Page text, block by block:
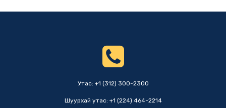
Утас: +1 (312) 300-2300
Шуурхай утас: +1 (224) 464-2214